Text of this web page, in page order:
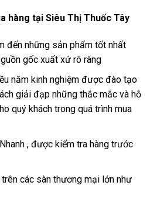
hàng tại Siêu Thị Thuốc Tây
đến những sản phẩm tốt nhất
gốc xuất xứ rõ ràng
năm kinh nghiệm được đào tạo
giải đạp những thắc mắc và hỗ
quý khách trong quá trình mua
, được kiểm tra hàng trước
các sàn thương mại lớn như